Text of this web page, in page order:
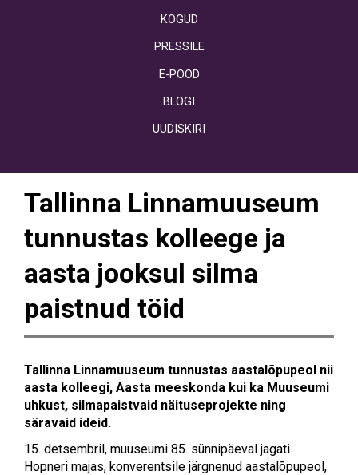
KOGUD
PRESSILE
E-POOD
BLOGI
UUDISKIRI
Tallinna Linnamuuseum
tunnustas kolleege ja
aasta jooksul silma
paistnud töid
Tallinna Linnamuuseum tunnustas aastalõpupeol nii
aasta kolleegi, Aasta meeskonda kui ka Muuseumi
uhkust, silmapaistvaid näituseprojekte ning
säravaid ideid.
15. detsembril, muuseumi 85. sünnipäeval jagati
Hopneri majas, konverentsile järgnenud aastalõpupeol,